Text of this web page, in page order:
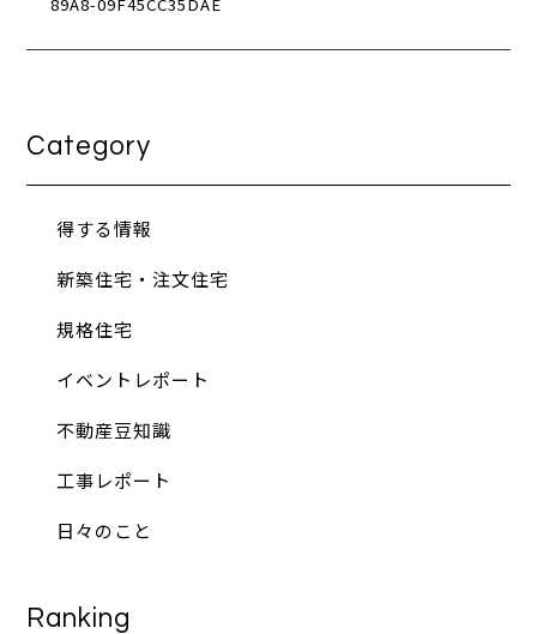
Category
得する情報
新築住宅・注文住宅
規格住宅
イベントレポート
不動産豆知識
工事レポート
日々のこと
Ranking